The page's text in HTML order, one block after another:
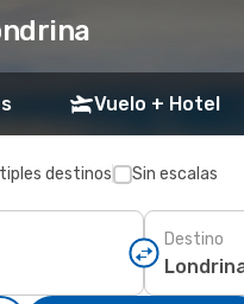
Vuelo + Hotel
destinos Sin escalas
Destino